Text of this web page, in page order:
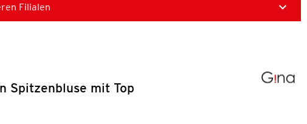
Filialen
Spitzenbluse mit Top